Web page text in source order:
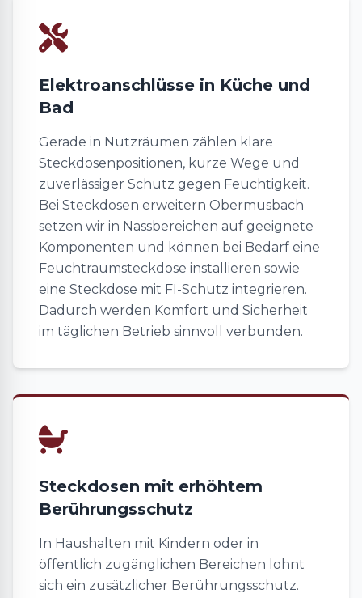
Elektroanschlüsse in Küche und
Bad
Gerade in Nutzräumen zählen klare
Steckdosenpositionen, kurze Wege und
zuverlässiger Schutz gegen Feuchtigkeit.
Bei Steckdosen erweitern Obermusbach
setzen wir in Nassbereichen auf geeignete
Komponenten und können bei Bedarf eine
Feuchtraumsteckdose installieren sowie
eine Steckdose mit FI-Schutz integrieren.
Dadurch werden Komfort und Sicherheit
im täglichen Betrieb sinnvoll verbunden.
Steckdosen mit erhöhtem
Berührungsschutz
In Haushalten mit Kindern oder in
öffentlich zugänglichen Bereichen lohnt
sich ein zusätzlicher Berührungsschutz.